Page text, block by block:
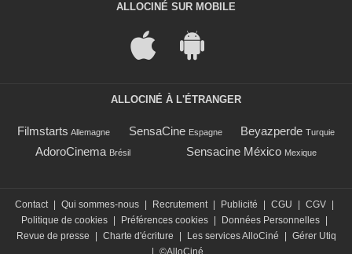
ALLOCINÉ SUR MOBILE
ALLOCINÉ À L'ÉTRANGER
Filmstarts Allemagne SensaCine Espagne Beyazperde Turquie
AdoroCinema Brésil Sensacine México Mexique
Contact Qui sommes-nous Recrutement Publicité CGU CGV
Politique de cookies
Préférences cookies Données Personnelles
Revue de presse
Charte d'écriture Les services AlloCiné
Gérer Utiq